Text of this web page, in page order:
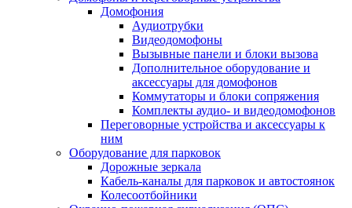
Домофония
Аудиотрубки
Видеодомофоны
Вызывные панели и блоки вызова
Дополнительное оборудование и
аксессуары для домофонов
Коммутаторы и блоки сопряжения
Комплекты аудио- и видеодомофонов
Переговорные устройства и аксессуары к
ним
Оборудование для парковок
Дорожные зеркала
Кабель-каналы для парковок и автостоянок
Колесоотбойники